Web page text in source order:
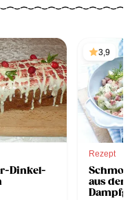
Dinkel-
3,9
Rezept
aus dem